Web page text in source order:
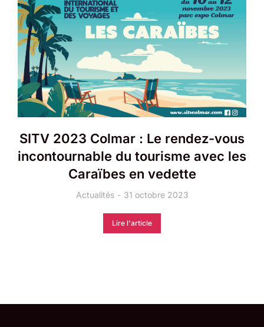
SITV 2023 Colmar : Le rendez-vous
incontournable du tourisme avec les
Caraïbes en vedette
Actualités 31 octobre 2023
Lire l'article